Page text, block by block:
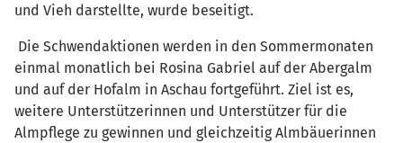
und Vieh darstellte, wurde beseitigt.
Die Schwendaktionen werden in den Sommermonaten
einmal monatlich bei Rosina Gabriel auf der Abergalm
und auf der Hofalm in Aschau fortgeführt. Ziel ist es,
weitere Unterstützerinnen und Unterstützer für die
Almpflege zu gewinnen und gleichzeitig Almbäuerinnen